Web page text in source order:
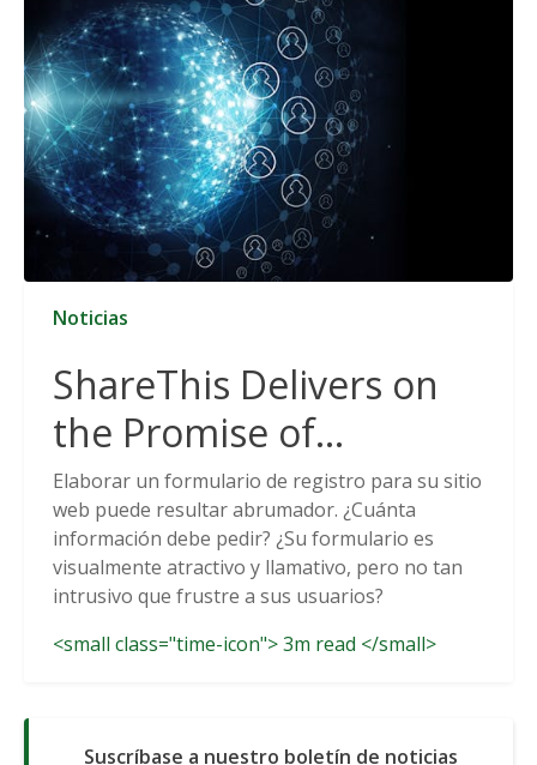
Noticias
ShareThis Delivers on
the Promise of
Cookieless Data
Solutions
Elaborar un formulario de registro para su sitio
web puede resultar abrumador. ¿Cuánta
información debe pedir? ¿Su formulario es
visualmente atractivo y llamativo, pero no tan
intrusivo que frustre a sus usuarios?
<small class="time-icon"> 3m read </small>
Suscríbase a nuestro boletín de noticias